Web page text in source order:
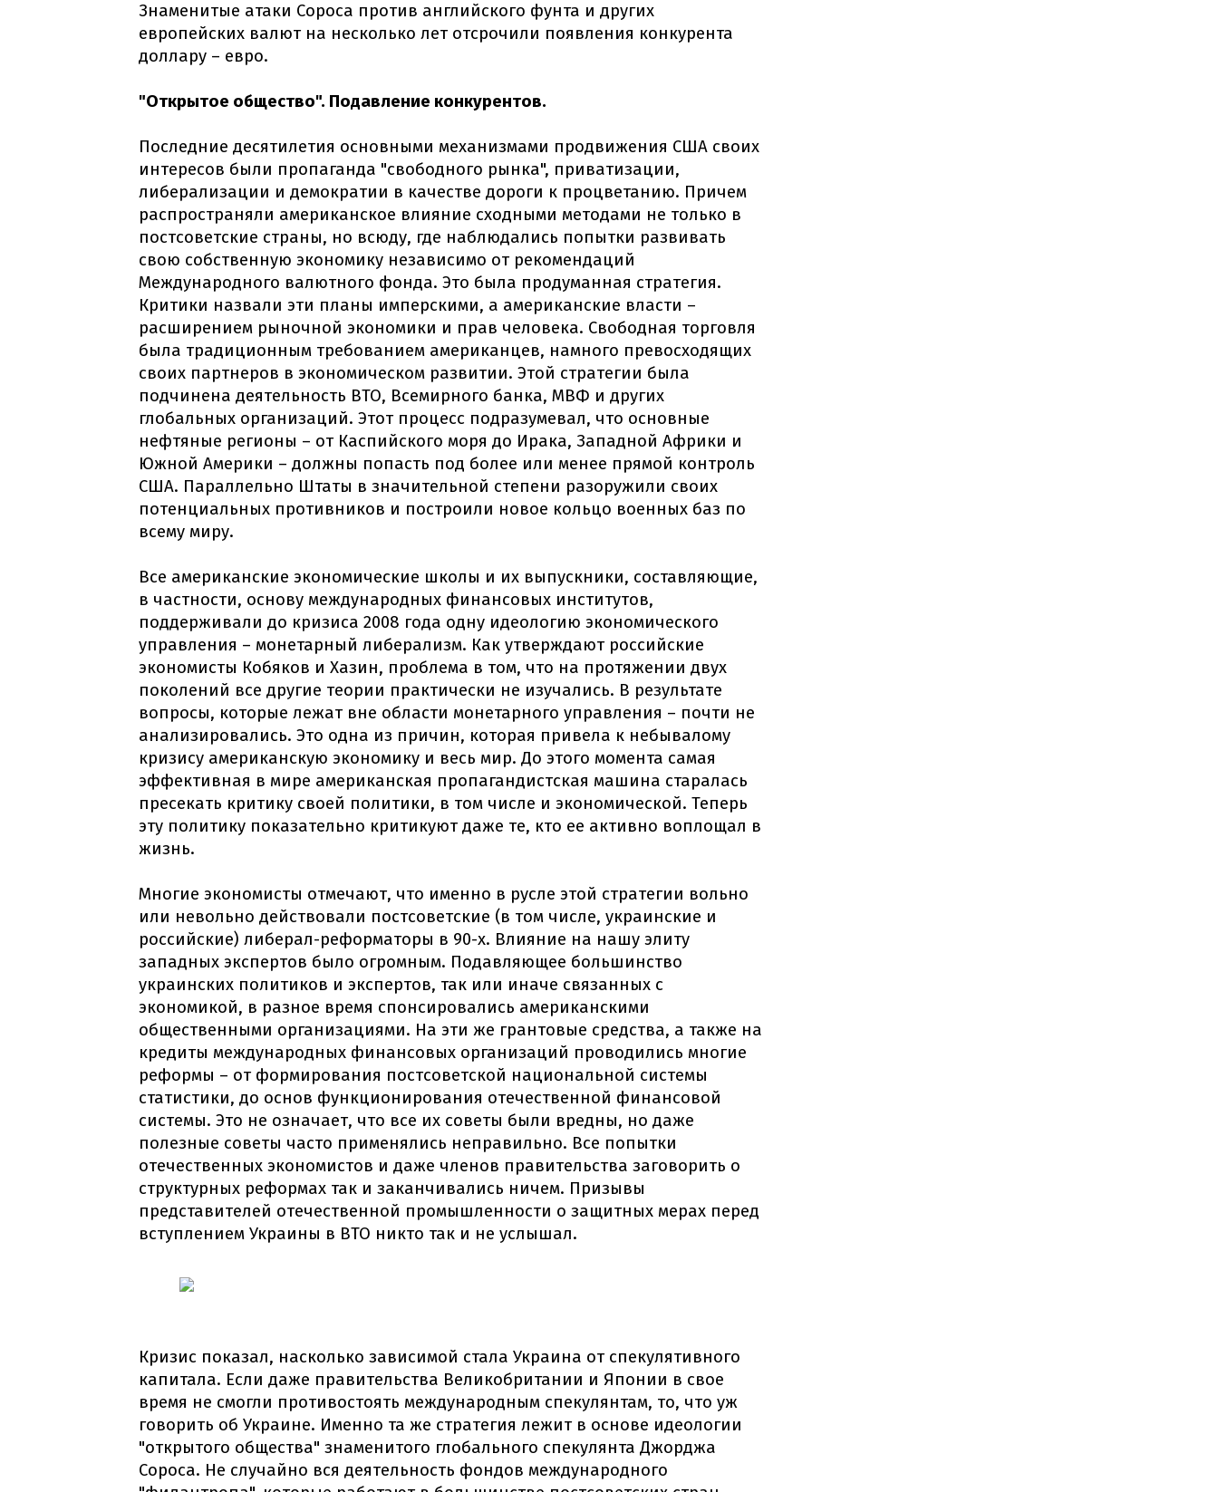
Знаменитые атаки Сороса против английского фунта и других
европейских валют на несколько лет отсрочили появления конкурента
доллару – евро.
"Открытое общество". Подавление конкурентов.
Последние десятилетия основными механизмами продвижения США своих
интересов были пропаганда "свободного рынка", приватизации,
либерализации и демократии в качестве дороги к процветанию. Причем
распространяли американское влияние сходными методами не только в
постсоветские страны, но всюду, где наблюдались попытки развивать
свою собственную экономику независимо от рекомендаций
Международного валютного фонда. Это была продуманная стратегия.
Критики назвали эти планы имперскими, а американские власти –
расширением рыночной экономики и прав человека. Свободная торговля
была традиционным требованием американцев, намного превосходящих
своих партнеров в экономическом развитии. Этой стратегии была
подчинена деятельность ВТО, Всемирного банка, МВФ и других
глобальных организаций. Этот процесс подразумевал, что основные
нефтяные регионы – от Каспийского моря до Ирака, Западной Африки и
Южной Америки – должны попасть под более или менее прямой контроль
США. Параллельно Штаты в значительной степени разоружили своих
потенциальных противников и построили новое кольцо военных баз по
всему миру.
Все американские экономические школы и их выпускники, составляющие,
в частности, основу международных финансовых институтов,
поддерживали до кризиса 2008 года одну идеологию экономического
управления – монетарный либерализм. Как утверждают российские
экономисты Кобяков и Хазин, проблема в том, что на протяжении двух
поколений все другие теории практически не изучались. В результате
вопросы, которые лежат вне области монетарного управления – почти не
анализировались. Это одна из причин, которая привела к небывалому
кризису американскую экономику и весь мир. До этого момента самая
эффективная в мире американская пропагандистская машина старалась
пресекать критику своей политики, в том числе и экономической. Теперь
эту политику показательно критикуют даже те, кто ее активно воплощал в
жизнь.
Многие экономисты отмечают, что именно в русле этой стратегии вольно
или невольно действовали постсоветские (в том числе, украинские и
российские) либерал-реформаторы в 90-х. Влияние на нашу элиту
западных экспертов было огромным. Подавляющее большинство
украинских политиков и экспертов, так или иначе связанных с
экономикой, в разное время спонсировались американскими
общественными организациями. На эти же грантовые средства, а также на
кредиты международных финансовых организаций проводились многие
реформы – от формирования постсоветской национальной системы
статистики, до основ функционирования отечественной финансовой
системы. Это не означает, что все их советы были вредны, но даже
полезные советы часто применялись неправильно. Все попытки
отечественных экономистов и даже членов правительства заговорить о
структурных реформах так и заканчивались ничем. Призывы
представителей отечественной промышленности о защитных мерах перед
вступлением Украины в ВТО никто так и не услышал.
Кризис показал, насколько зависимой стала Украина от спекулятивного
капитала. Если даже правительства Великобритании и Японии в свое
время не смогли противостоять международным спекулянтам, то, что уж
говорить об Украине. Именно та же стратегия лежит в основе идеологии
"открытого общества" знаменитого глобального спекулянта Джорджа
Сороса. Не случайно вся деятельность фондов международного